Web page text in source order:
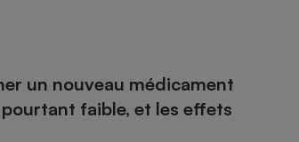
un nouveau médicament
faible, et les effets
gras